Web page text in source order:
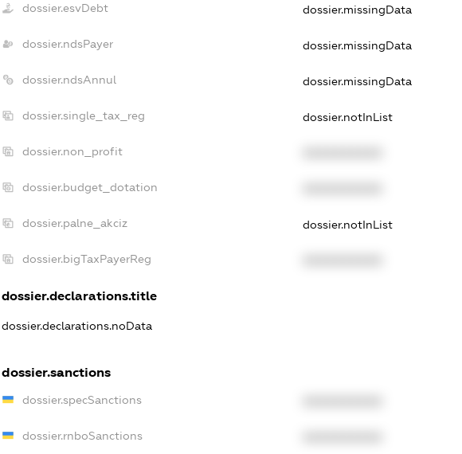
dossier.esvDebt dossier.missingData
dossier.ndsPayer dossier.missingData
dossier.ndsAnnul dossier.missingData
dossier.single_tax_reg dossier.notInList
dossier.non_profit
dossier.budget_dotation
dossier.palne_akciz dossier.notInList
dossier.bigTaxPayerReg
dossier.declarations.title
dossier.declarations.noData
dossier.sanctions
dossier.specSanctions
dossier.rnboSanctions